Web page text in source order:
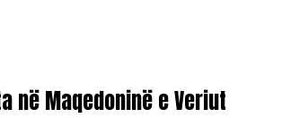
në Maqedoninë e Veriut